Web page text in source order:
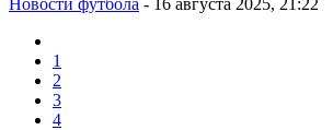
1
2
3
4